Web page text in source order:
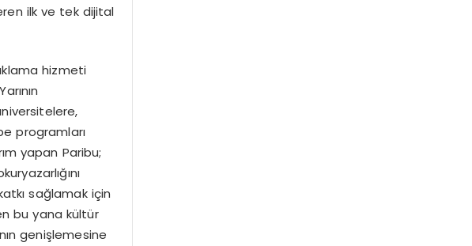
ilk ve tek dijital
hizmeti
programları
yapan Paribu;
sağlamak için
bu yana kültür
genişlemesine